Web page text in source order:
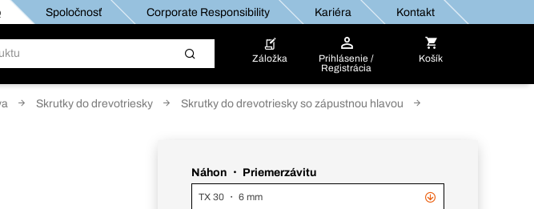
Spoločnosť Corporate Responsibility Kariéra Kontakt
Záložka
Prihlásenie /
Registrácia
Košík
Skrutky do drevotriesky
Skrutky do drevotriesky so zápustnou hlavou
Náhon ・ Priemerzávitu
TX 30 ・ 6 mm